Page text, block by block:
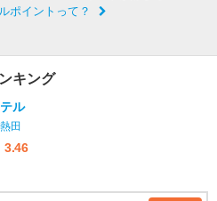
ポイントって？
キング
ル
田
3.46